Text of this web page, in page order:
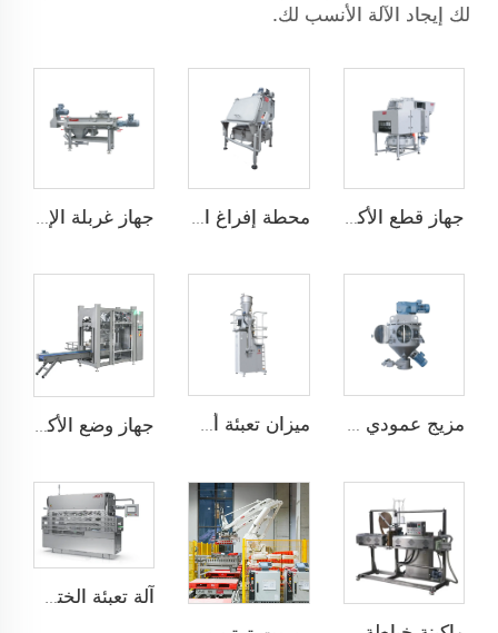
لك إيجاد الآلة الأنسب لك.
جهاز قطع الأكياس تلقائيًا محطة إفراغ الأكياس جهاز غربلة الإعصار
جهاز وضع الأكياس تلقائيًا JCN-G1-1A
آلة تعبئة الختم على الألواح